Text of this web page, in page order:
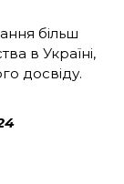
більш
в Україні,
досвіду.